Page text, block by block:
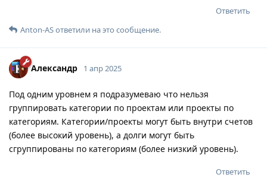
Ответить
Anton-ASответили на это сообщение.
Александр 1 апр 2025
Под одним уровнем я подразумеваю что нельзя
группировать категории по проектам или проекты по
категориям. Категории/проекты могут быть внутри счетов
(более высокий уровень), а долги могут быть
сгруппированы по категориям (более низкий уровень).
Ответить